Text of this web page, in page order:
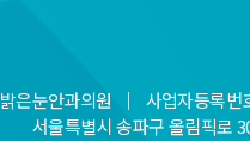
밝은눈안과의원 ｜ 사업자등록
서울특별시 송파구 올림픽로